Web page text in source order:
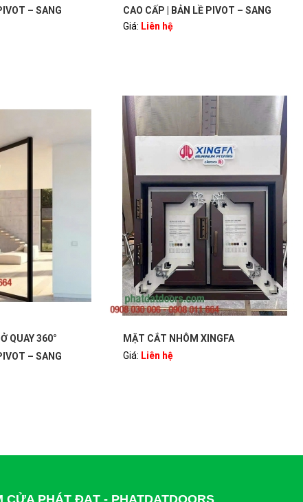
– SANG
QUAY 360°
– SANG
CAO CẤP | BẢN LỀ PIVOT – SANG
TRỌNG, HIỆN ĐẠI | PHATDATDOORS
Giá: Liên hệ
MẶT CẮT NHÔM XINGFA
Giá: Liên hệ